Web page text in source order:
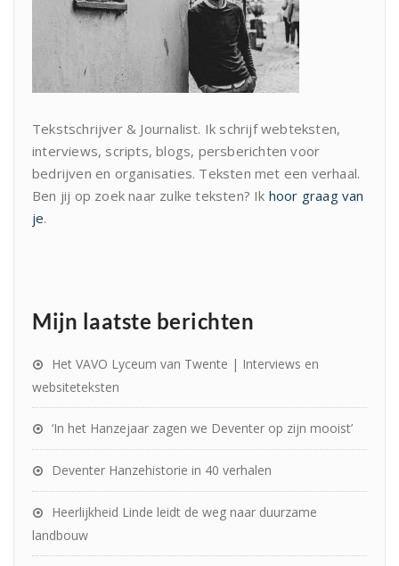
Tekstschrijver & Journalist. Ik schrijf webteksten,
interviews, scripts, blogs, persberichten voor
bedrijven en organisaties. Teksten met een verhaal.
Ben jij op zoek naar zulke teksten? Ik hoor graag van
je.
Mijn laatste berichten
Het VAVO Lyceum van Twente | Interviews en
websiteteksten
‘In het Hanzejaar zagen we Deventer op zijn mooist’
Deventer Hanzehistorie in 40 verhalen
Heerlijkheid Linde leidt de weg naar duurzame
landbouw